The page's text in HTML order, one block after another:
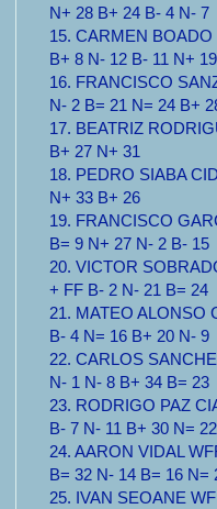
N+ 28 B+ 24 B- 4 N- 7
15. CARMEN BOADO
B+ 8 N- 12 B- 11 N+ 19
16. FRANCISCO
N- 2 B= 21 N= 24 B+
17. BEATRIZ
B+ 27 N+ 31
18. PEDRO SIABA
N+ 33 B+ 26
19. FRANCISCO
B= 9 N+ 27 N- 2 B- 15
20. VICTOR
+ FF B- 2 N- 21 B= 24
21. MATEO ALONSO
B- 4 N= 16 B+ 20 N- 9
22. CARLOS
N- 1 N- 8 B+ 34 B= 23
23. RODRIGO PAZ
B- 7 N- 11 B+ 30 N= 22
24. AARON VIDAL
B= 32 N- 14 B= 16 N=
25. IVAN SEOANE